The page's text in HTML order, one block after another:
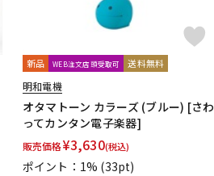
新品 WEB注文店頭受取可 送料無料
明和電機
オタマトーン カラーズ (ブルー) [さわ
ってカンタン電子楽器]
販売価格¥3,630(税込)
ポイント：1% (33pt)